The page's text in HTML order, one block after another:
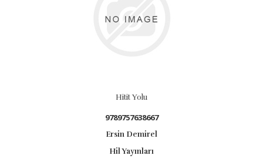
Hitit Yolu
9789757638667
Ersin Demirel
Hil Yayınları